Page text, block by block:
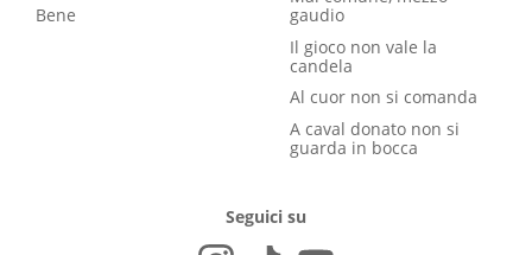
Bene
gaudio
Il gioco non vale la
candela
Al cuor non si comanda
A caval donato non si
guarda in bocca
Seguici su